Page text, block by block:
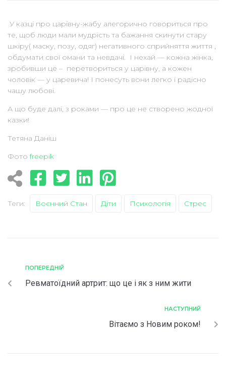
У казці про царівну-жабу алегорично говориться про
те, щоб люди мали мудрість та бажання скинути стару
шкіру( маску, позу, одяг) негативного сприйняття життя ,
обдумати свої омани та невдачі. І нехай — кожна жінка,
зробивши це – перетвориться у царівну, а кожен
чоловік — у царевича! І понесуть вони легко і радісно
чашу любові.
А що буде далі, з роками — про це не створено жодної
казки!
Тетяна Даніш
Фотоfreepik
Теги: Воєнний Стан Діти Психологія Стрес
ПОПЕРЕДНІЙ
Ревматоїдний артрит: що це і як з ним жити
НАСТУПНИЙ
Вітаємо з Новим роком!